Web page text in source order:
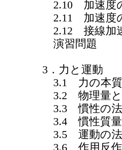
2.10 加速度
2.11 加速度
2.12 接線加
演習問題
3．力と運動
3.1 力の本質
3.2 物理量と
3.3 慣性の
3.4 慣性質量
3.5 運動の
3.6 作用反作